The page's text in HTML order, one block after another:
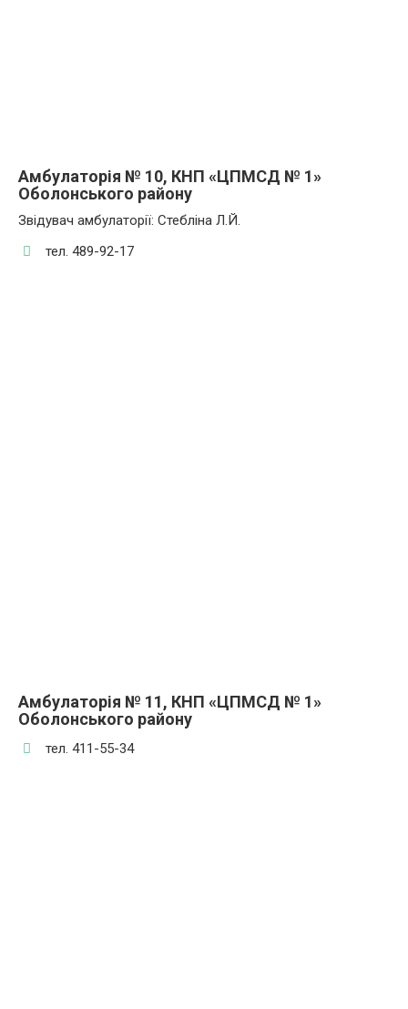
Амбулаторія № 10, КНП «ЦПМСД № 1»
Оболонського району
Звідувач амбулаторії: Стебліна Л.Й.
тел. 489-92-17
Амбулаторія № 11, КНП «ЦПМСД № 1»
Оболонського району
тел. 411-55-34